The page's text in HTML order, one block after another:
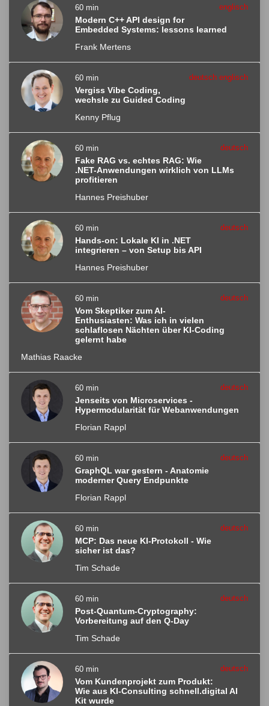
60 min englisch
Modern C++ API design for
Embedded Systems: lessons learned
Frank Mertens
60 min deutsch englisch
Vergiss Vibe Coding,
wechsle zu Guided Coding
Kenny Pflug
60 min deutsch
Fake RAG vs. echtes RAG: Wie
.NET-Anwendungen wirklich von LLMs
profitieren
Hannes Preishuber
60 min deutsch
Hands-on: Lokale KI in .NET
integrieren – von Setup bis API
Hannes Preishuber
60 min deutsch
Vom Skeptiker zum AI-
Enthusiasten: Was ich in vielen
schlaflosen Nächten über KI-Coding
gelernt habe
Mathias Raacke
60 min deutsch
Jenseits von Microservices -
Hypermodularität für Webanwendungen
Florian Rappl
60 min deutsch
GraphQL war gestern - Anatomie
moderner Query Endpunkte
Florian Rappl
60 min deutsch
MCP: Das neue KI-Protokoll - Wie
sicher ist das?
Tim Schade
60 min deutsch
Post-Quantum-Cryptography:
Vorbereitung auf den Q-Day
Tim Schade
60 min deutsch
Vom Kundenprojekt zum Produkt:
Wie aus KI-Consulting schnell.digital AI
Kit wurde